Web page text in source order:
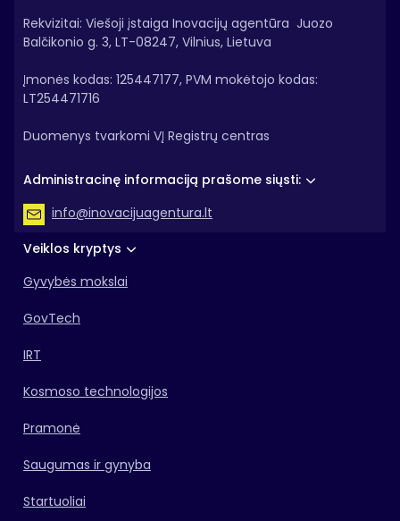
Veiklos kryptys
Gyvybės mokslai
GovTech
IRT
Kosmoso technologijos
Pramonė
Saugumas ir gynyba
Startuoliai
Rekvizitai: Viešoji įstaiga Inovacijų agentūra Juozo
Balčikonio g. 3, LT-08247, Vilnius, Lietuva
Įmonės kodas: 125447177, PVM mokėtojo kodas:
LT254471716
Duomenys tvarkomi VĮ Registrų centras
Administracinę informaciją prašome siųsti:
info@inovacijuagentura.lt